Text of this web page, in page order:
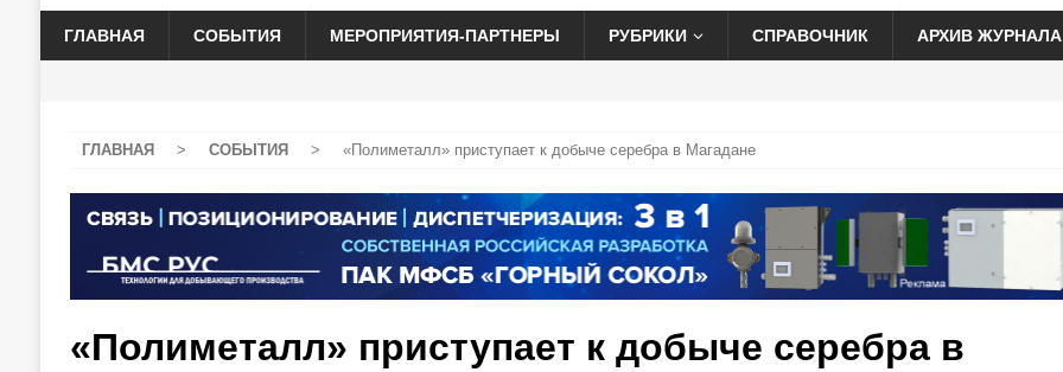
ГЛАВНАЯ СОБЫТИЯ МЕРОПРИЯТИЯ-ПАРТНЕРЫ РУБРИКИ СПРАВОЧНИК АРХИВ ЖУРНАЛА
ГЛАВНАЯ > СОБЫТИЯ > «Полиметалл» приступает к добыче серебра в Магадане
«Полиметалл» приступает к добыче серебра в